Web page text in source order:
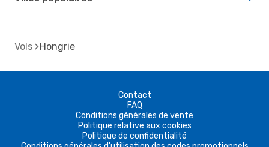
Vols Hongrie
Contact
FAQ
Conditions générales de vente
Politique relative aux cookies
Politique de confidentialité